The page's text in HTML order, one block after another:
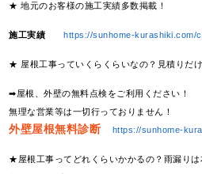
★ 地元のお客様の施工実績多数掲載！
施工実績 https://sunhome-kurashiki.com/
★ 屋根工事っていくらくらいなの？見積りだ
➡屋根、外壁の無料点検をご利用ください！
無理な営業等は一切行っておりません！
外壁屋根無料診断 https://sunhome-
★屋根工事ってどれくらいかかるの？雨漏り